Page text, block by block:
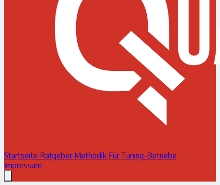
Startseite Ratgeber Methodik Für Tuning-Betriebe
Impressum